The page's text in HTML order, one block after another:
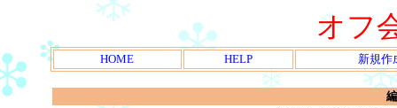
オフ
HOME HELP 新規作